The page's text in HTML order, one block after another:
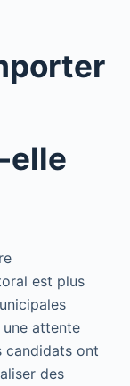
elle
est plus
attente
candidats ont
des